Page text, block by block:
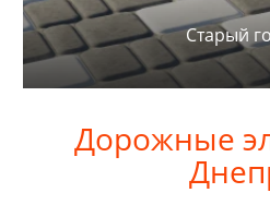
Старый
Дорожные